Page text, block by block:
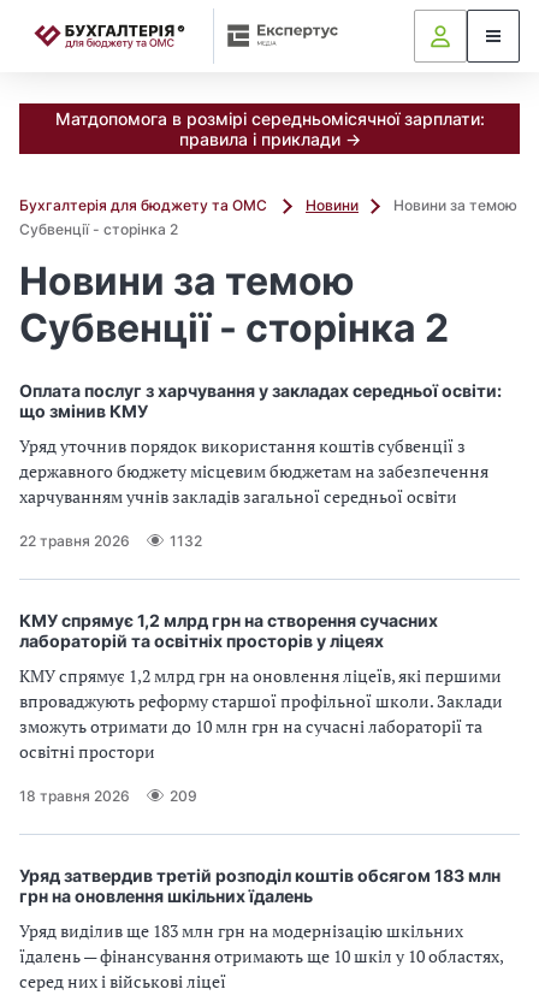
Матдопомога в розмірі середньомісячної зарплати:
правила і приклади →
Бухгалтерія для бюджету та ОМС Новини
Новини за темою
Субвенції - сторінка 2
Новини за темою
Субвенції - сторінка 2
Оплата послуг з харчування у закладах середньої освіти:
що змінив КМУ
Уряд уточнив порядок використання коштів субвенції з
державного бюджету місцевим бюджетам на забезпечення
харчуванням учнів закладів загальної середньої освіти
22 травня 2026 1132
КМУ спрямує 1,2 млрд грн на створення сучасних
лабораторій та освітніх просторів у ліцеях
КМУ спрямує 1,2 млрд грн на оновлення ліцеїв, які першими
впроваджують реформу старшої профільної школи. Заклади
зможуть отримати до 10 млн грн на сучасні лабораторії та
освітні простори
18 травня 2026 209
Уряд затвердив третій розподіл коштів обсягом 183 млн
грн на оновлення шкільних їдалень
Уряд виділив ще 183 млн грн на модернізацію шкільних
їдалень — фінансування отримають ще 10 шкіл у 10 областях,
серед них і військові ліцеї